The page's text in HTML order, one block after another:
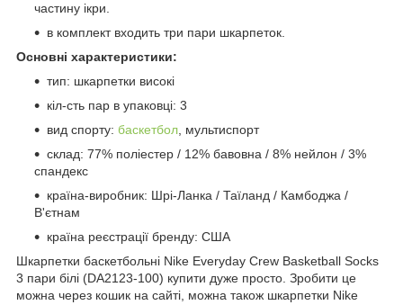
частину ікри.
в комплект входить три пари шкарпеток.
Основні характеристики:
тип: шкарпетки високі
кіл-сть пар в упаковці: 3
вид спорту: баскетбол, мультиспорт
склад: 77% поліестер / 12% бавовна / 8% нейлон / 3%
спандекс
країна-виробник: Шрі-Ланка / Таїланд / Камбоджа /
В'єтнам
країна реєстрації бренду: США
Шкарпетки баскетбольні Nike Everyday Crew Basketball Socks
3 пари білі (DA2123-100) купити дуже просто. Зробити це
можна через кошик на сайті, можна також шкарпетки Nike